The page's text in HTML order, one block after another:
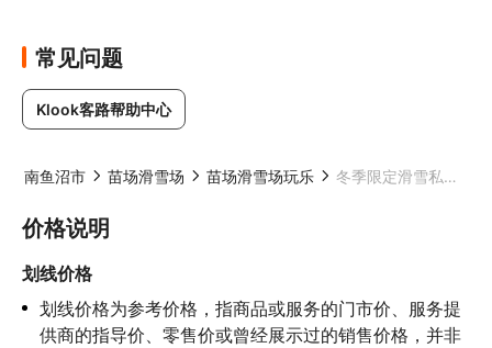
常见问题
Klook客路帮助中心
南鱼沼市 苗场滑雪场 苗场滑雪场玩乐 冬季限定滑雪私人包车：GALA 汤泽・苗场 NAEBA・白马滑雪场 （滑雪一日游／单程接送）
价格说明
划线价格
划线价格为参考价格，指商品或服务的门市价、服务提
供商的指导价、零售价或曾经展示过的销售价格，并非